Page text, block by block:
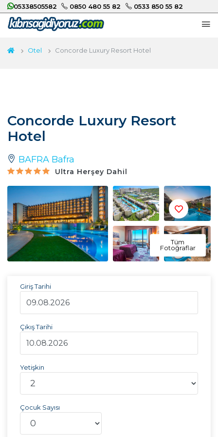
05338505582 0850 480 55 82 0533 850 55 82
Otel Concorde Luxury Resort Hotel
Concorde Luxury Resort
Hotel
BAFRA Bafra
Ultra Herşey Dahil
Tüm
Fotoğraflar
Giriş Tarihi
Çıkış Tarihi
Yetişkin
Çocuk Sayısı